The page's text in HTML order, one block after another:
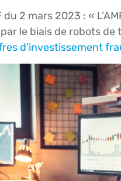
du 2 mars 2023 : «
le biais de robots de
d’investissement